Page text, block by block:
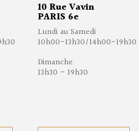
10 Rue Vavin
PARIS 6e
Lundi au Samedi
10h00-13h30/14h00-19h30
Dimanche
13h30 - 19h30